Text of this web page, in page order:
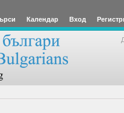
Календар Вход